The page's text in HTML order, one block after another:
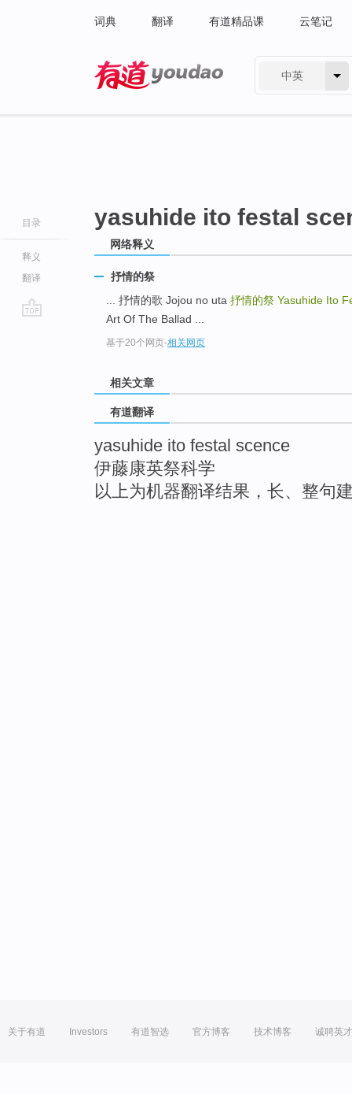
词典 翻译 有道精品课 云笔记
中英
目录
释义
翻译
yasuhide ito festal
网络释义
抒情的祭
... 抒情的歌 Jojou no uta 抒情的祭 Yasuhide Ito
Art Of The Ballad ...
基于20个网页-相关网页
相关文章
有道翻译
yasuhide ito festal scence
伊藤康英祭科学
以上为机器翻译结果，长、整句
关于有道 Investors 有道智选 官方博客 技术博客 诚聘英才